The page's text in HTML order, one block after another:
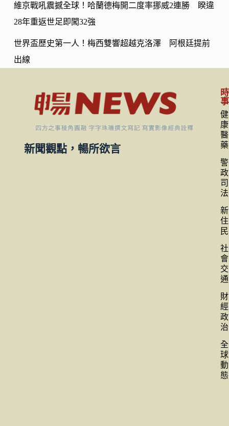
維京戰吼震撼全球！哈蘭德梅開二度率挪威2連勝 睽違
28年重返世足即闖32強
世界盃歷史第一人！梅西雙響超越克洛澤 阿根廷提前
出線
新聞觀點，暢所欲言
時
事
健
康
醫
藥
警
政
司
法
新
住
民
社
會
交
通
財
經
政
治
全
球
動
態